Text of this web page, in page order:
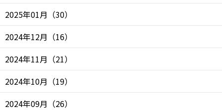
2025年01月 （30）
2024年12月 （16）
2024年11月 （21）
2024年10月 （19）
2024年09月 （26）